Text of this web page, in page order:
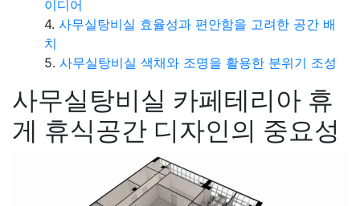
이디어
사무실탕비실 효율성과 편안함을 고려한 공간 배
치
사무실탕비실 색채와 조명을 활용한 분위기 조성
사무실탕비실 카페테리아 휴
게 휴식공간 디자인의 중요성